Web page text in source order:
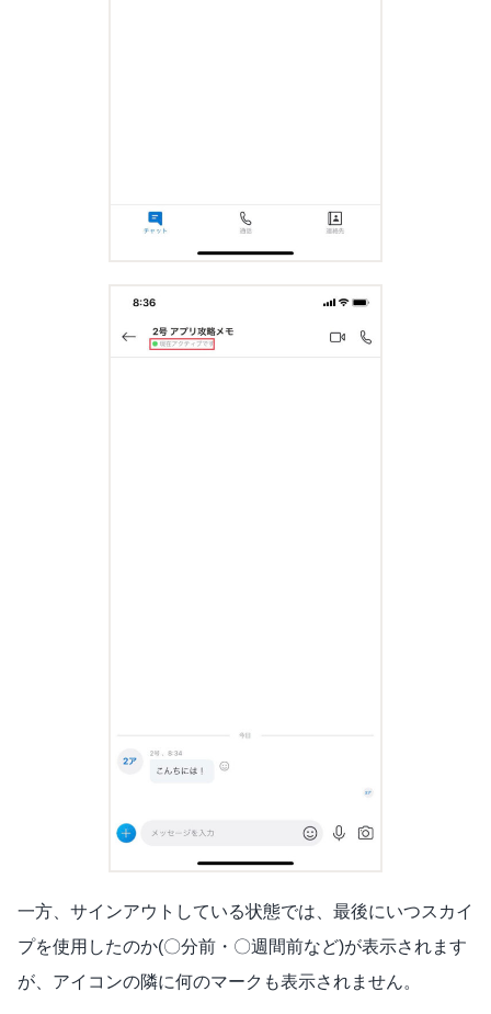
一方、サインアウトしている状態では、最後にいつスカイ
プを使用したのか(〇分前・〇週間前など)が表示されます
が、アイコンの隣に何のマークも表示されません。